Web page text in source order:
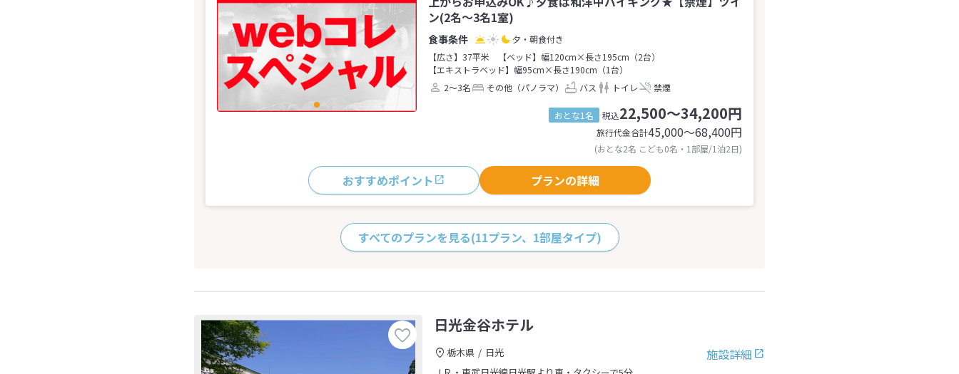
ン(2名～3名1室)
夕・朝食付き
【広さ】37平米
【ベッド】幅120cm×長さ195cm（2台）
【エキストラベッド】幅95cm×長さ190cm（1台）
2～3名
その他（パノラマ） バス トイレ 禁煙
おとな1名 税込22,500～34,200円
旅行代金合計45,000〜68,400円
(おとな2名 こども0名・1部屋/1泊2日)
おすすめポイント プランの詳細
すべてのプランを見る(11プラン、1部屋タイプ)
日光金谷ホテル
施設詳細
栃木県
日光